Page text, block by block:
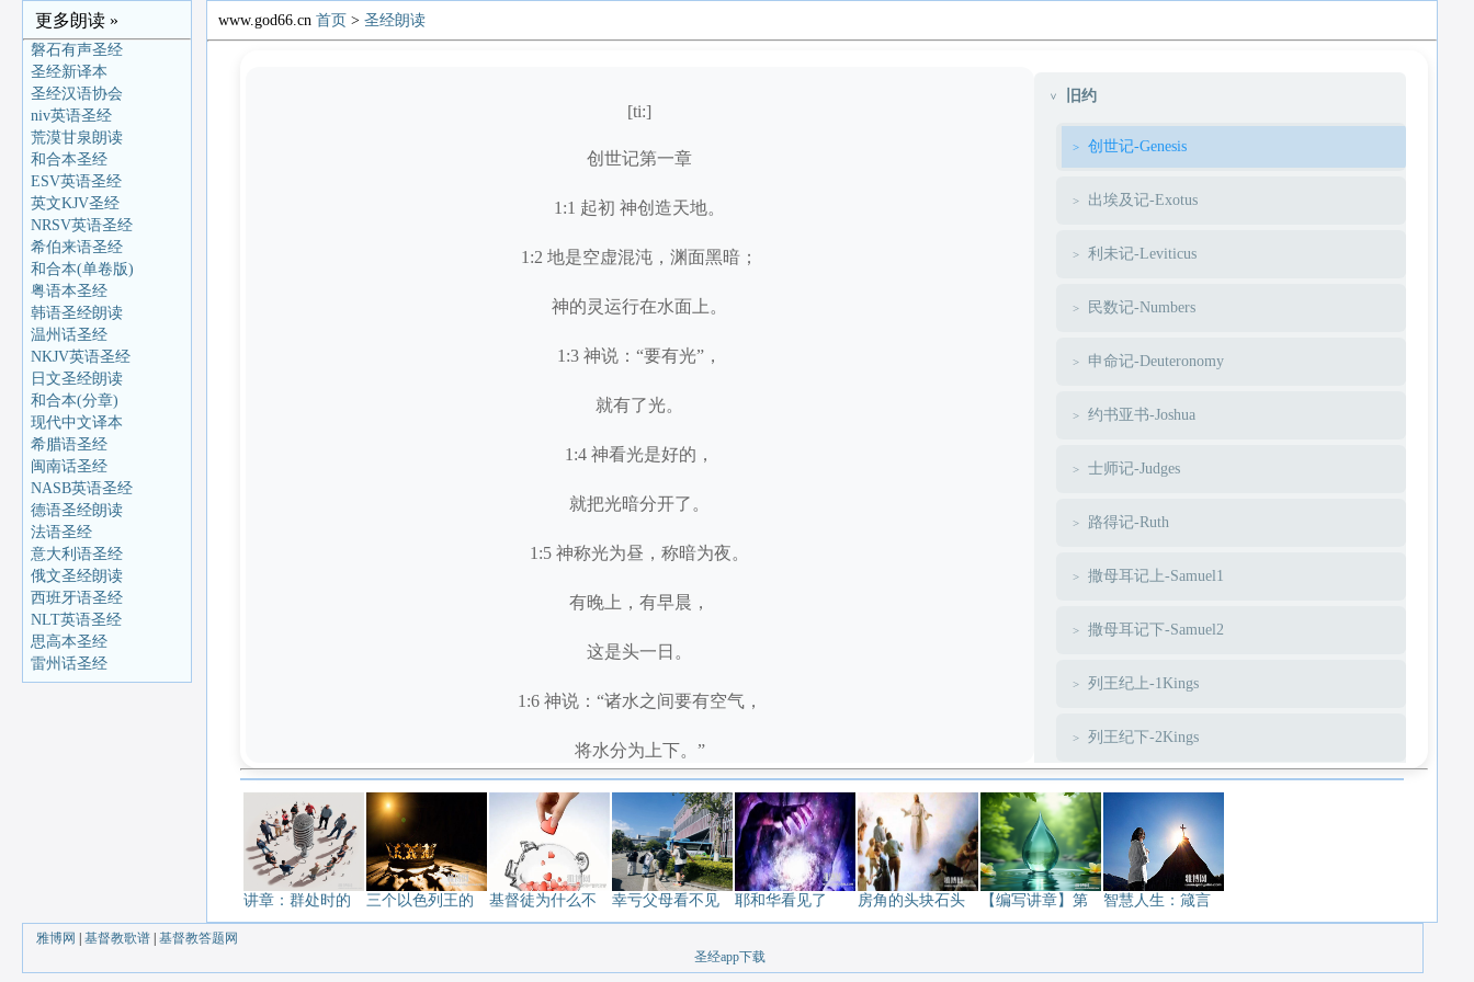
更多朗读 »
磐石有声圣经
圣经新译本
圣经汉语协会
niv英语圣经
荒漠甘泉朗读
和合本圣经
ESV英语圣经
英文KJV圣经
NRSV英语圣经
希伯来语圣经
和合本(单卷版)
粤语本圣经
韩语圣经朗读
温州话圣经
NKJV英语圣经
日文圣经朗读
和合本(分章)
现代中文译本
希腊语圣经
闽南话圣经
NASB英语圣经
德语圣经朗读
法语圣经
意大利语圣经
俄文圣经朗读
西班牙语圣经
NLT英语圣经
思高本圣经
雷州话圣经
www.god66.cn 首页 > 圣经朗读
[ti:]
创世记第一章
1:1 起初 神创造天地。
1:2 地是空虚混沌，渊面黑暗；
神的灵运行在水面上。
1:3 神说：“要有光”，
就有了光。
1:4 神看光是好的，
就把光暗分开了。
1:5 神称光为昼，称暗为夜。
有晚上，有早晨，
这是头一日。
1:6 神说：“诸水之间要有空气，
将水分为上下。”
1:7 神就造出空气，
将空气以下的水、
空气以上的水分开了。
事就这样成了。
旧约
创世记-Genesis
出埃及记-Exotus
利未记-Leviticus
民数记-Numbers
申命记-Deuteronomy
约书亚书-Joshua
士师记-Judges
路得记-Ruth
撒母耳记上-Samuel1
撒母耳记下-Samuel2
列王纪上-1Kings
列王纪下-2Kings
历代志上-1Chronicles
历代志下-2Chronicles
以斯拉-Ezra
讲章：群处时的 三个以色列王的 基督徒为什么不 幸亏父母看不见 耶和华看见了 房角的头块石头 【编写讲章】第 智慧人生：箴言
雅博网 | 基督教歌谱 | 基督教答题网
圣经app下载